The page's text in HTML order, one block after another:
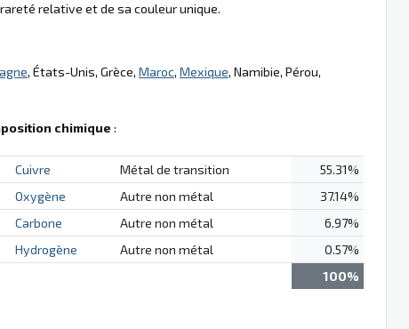
relative et de sa couleur unique.
, États-Unis, Grèce, Maroc, Mexique, Namibie, Pérou,
chimique :
Cuivre Métal de transition
55.31%
Oxygène Autre non métal
37.14%
Carbone Autre non métal
6.97%
Hydrogène Autre non métal
0.57%
100%